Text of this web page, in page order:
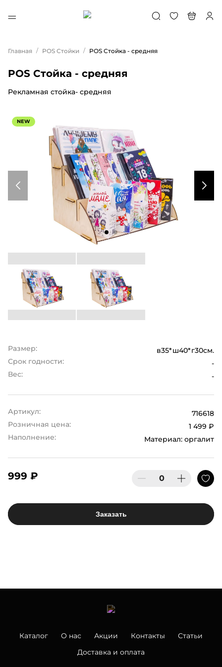
Главная / POS Стойки / POS Стойка - средняя
POS Стойка - средняя
Рекламная стойка- средняя
NEW
Размер:
в35*ш40*г30см.
Срок годности:
-
Вес:
-
Артикул:
716618
Розничная цена:
1 499 ₽
Наполнение:
Материал: оргалит
999 ₽
Заказать
Каталог О нас Акции Контакты
Статьи
Доставка и оплата